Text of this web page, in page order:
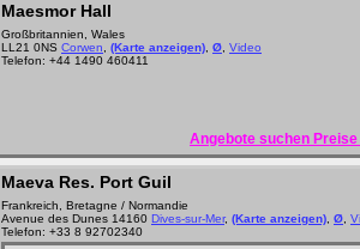
Maesmor Hall
Großbritannien, Wales
LL21 0NS Corwen (Karte anzeigen) Ø Video
Telefon: +44 1490 460411
Angebote suchen
Maeva Res. Port Guil
Frankreich, Bretagne / Normandie
Avenue des Dunes 14160 Dives-sur-Mer, (Karte anzeigen) Ø
Telefon: +33 8 92702340